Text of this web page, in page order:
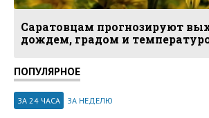
Саратовцам прогнозируют
дождем, градом и
ПОПУЛЯРНОЕ
ЗА 24 ЧАСА ЗА НЕДЕЛЮ